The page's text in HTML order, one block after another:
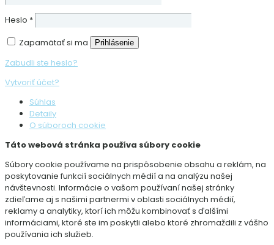
Heslo *
Zapamätať si ma
Prihlásenie
Zabudli ste heslo?
Vytvoriť účet?
Súhlas
Detaily
O súboroch cookie
Táto webová stránka používa súbory cookie
Súbory cookie používame na prispôsobenie obsahu a reklám, na
poskytovanie funkcií sociálnych médií a na analýzu našej
návštevnosti. Informácie o vašom používaní našej stránky
zdieľame aj s našimi partnermi v oblasti sociálnych médií,
reklamy a analytiky, ktorí ich môžu kombinovať s ďalšími
informáciami, ktoré ste im poskytli alebo ktoré zhromaždili z vášho
používania ich služieb.